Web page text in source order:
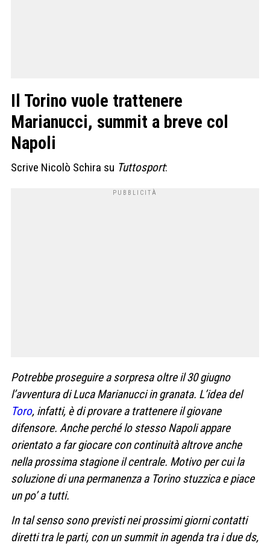
Il Torino vuole trattenere
Marianucci, summit a breve col
Napoli
Scrive Nicolò Schira su Tuttosport:
Potrebbe proseguire a sorpresa oltre il 30 giugno
l’avventura di Luca Marianucci in granata. L’idea del
Toro, infatti, è di provare a trattenere il giovane
difensore. Anche perché lo stesso Napoli appare
orientato a far giocare con continuità altrove anche
nella prossima stagione il centrale. Motivo per cui la
soluzione di una permanenza a Torino stuzzica e piace
un po’ a tutti.
In tal senso sono previsti nei prossimi giorni contatti
diretti tra le parti, con un summit in agenda tra i due ds,